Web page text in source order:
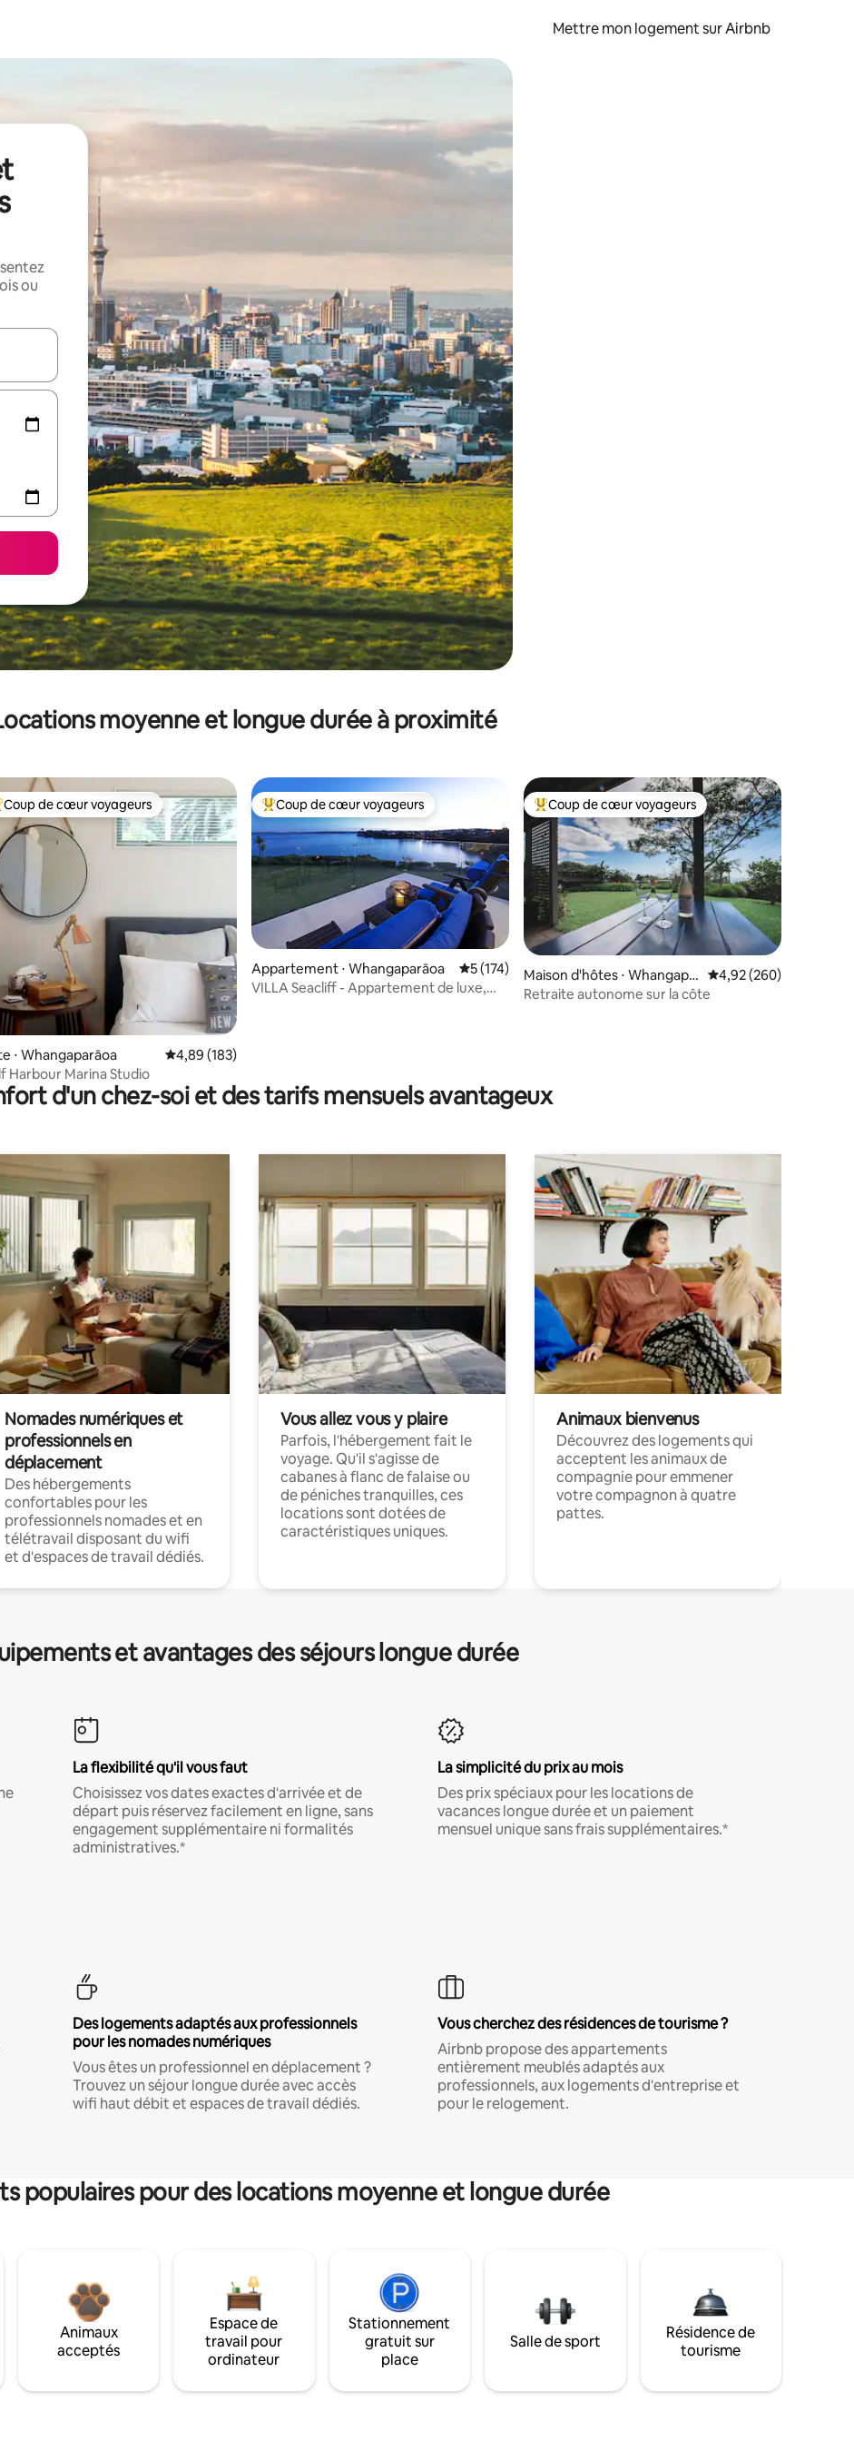
Mettre mon logement sur Airbnb
ou
vers le haut et vers le bas pour les parcourir ou en appuyant et en faisant glisser.
moyenne et longue durée à proximité
sur la base de 205 commentaires : 4,96 sur 5
de cœur voyageurs les plus appréciés
Coup de cœur voyageurs
⋅ Whangaparāoa Évaluation moyenne sur la base de 183 commentaires : 4,89 sur 5
4,89 (183)
Harbour Marina Studio
Coups de cœur voyageurs les plus appréciés
Coup de cœur voyageurs
Appartement ⋅ Whangaparāoa Évaluation moyenne sur la base de 174 commentaires : 5 sur 5
5 (174)
VILLA Seacliff - Appartement de luxe,
Coups de cœur voyageurs les plus appréciés
Coup de cœur voyageurs
Maison d'hôtes ⋅ Whangapa
rāoa
Évaluation moyenne
4,92 (260)
Retraite autonome sur la côte
d'un chez-soi et des tarifs mensuels avantageux
Nomades numériques et
professionnels en
déplacement
Des hébergements
confortables pour les
professionnels nomades et en
télétravail disposant du wifi
et d'espaces de travail dédiés.
Vous allez vous y plaire
Parfois, l'hébergement fait le
voyage. Qu'il s'agisse de
cabanes à flanc de falaise ou
de péniches tranquilles, ces
locations sont dotées de
caractéristiques uniques.
Animaux bienvenus
Découvrez des logements qui
acceptent les animaux de
compagnie pour emmener
votre compagnon à quatre
pattes.
et avantages des séjours longue durée
La flexibilité qu'il vous faut
Choisissez vos dates exactes d'arrivée et de
départ puis réservez facilement en ligne, sans
engagement supplémentaire ni formalités
administratives.*
La simplicité du prix au mois
Des prix spéciaux pour les locations de
vacances longue durée et un paiement
mensuel unique sans frais supplémentaires.*
Des logements adaptés aux professionnels
pour les nomades numériques
Vous êtes un professionnel en déplacement ?
Trouvez un séjour longue durée avec accès
wifi haut débit et espaces de travail dédiés.
Vous cherchez des résidences de tourisme ?
Airbnb propose des appartements
entièrement meublés adaptés aux
professionnels, aux logements d'entreprise et
pour le relogement.
populaires pour des locations moyenne et longue durée
Animaux
acceptés
Espace de
travail pour
ordinateur
Stationnement
gratuit sur
place
Salle de sport
Résidence de
tourisme